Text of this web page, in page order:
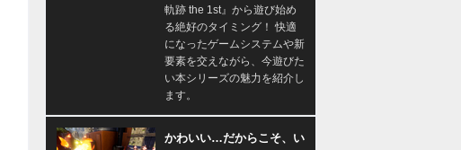
軌跡 the 1st』から遊び始め
る絶好のタイミング！ 快適
になったゲームシステムや新
要素を交えながら、今遊びた
い本シリーズの魅力を紹介し
ます。
かわいい…だからこそ、い